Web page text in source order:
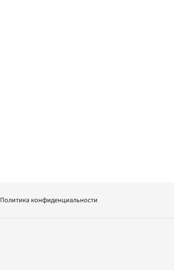
Политика конфиденциальности